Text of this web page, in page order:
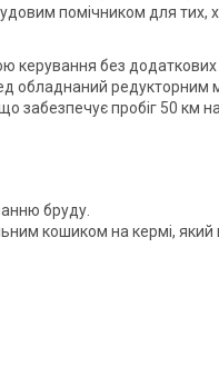
помічником для тих,
керування без
обладнаний
забезпечує пробіг 50 км
бруду.
кошиком на кермі,